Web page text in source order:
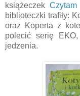
książeczek
biblioteczki trafiły:
oraz Koperta z
polecić serię
jedzenia.